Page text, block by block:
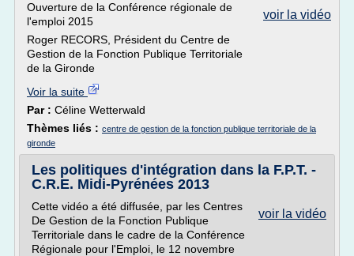
voir la vidéo
Ouverture de la Conférence régionale de
l'emploi 2015
Roger RECORS, Président du Centre de
Gestion de la Fonction Publique Territoriale
de la Gironde
Voir la suite
Par : Céline Wetterwald
Thèmes liés : centre de gestion de la fonction publique territoriale de la
gironde
Les politiques d'intégration dans la F.P.T. -
C.R.E. Midi-Pyrénées 2013
voir la vidéo
Cette vidéo a été diffusée, par les Centres
De Gestion de la Fonction Publique
Territoriale dans le cadre de la Conférence
Régionale pour l'Emploi, le 12 novembre